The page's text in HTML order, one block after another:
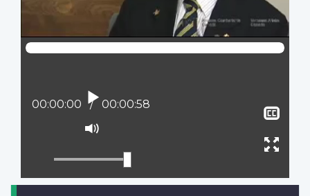
Lire
mode
muet
Position actuelle :
00:00:00 Temps total :
00:00:58